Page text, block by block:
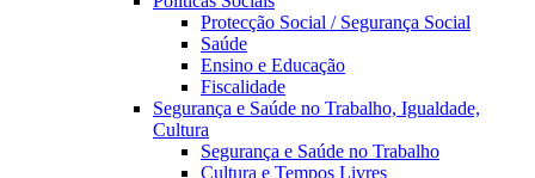
Protecção Social / Segurança Social
Saúde
Ensino e Educação
Fiscalidade
Segurança e Saúde no Trabalho, Igualdade,
Cultura
Segurança e Saúde no Trabalho
Cultura e Tempos Livres